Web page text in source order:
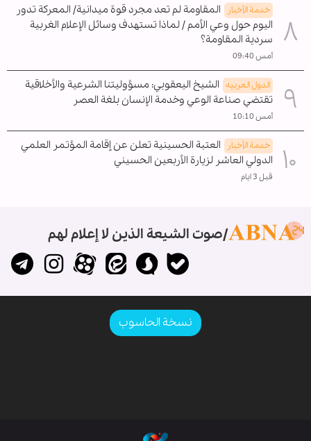
خدمة الأخبار
المقاومة لم تعد مجرد قوة ميدانية/ المعركة تدور
اليوم حول وعي الأمم / لماذا تستهدف وسائل الإعلام الغربية
سردية المقاومة؟
أمس 09:40
الدول العربیه الشيخ اليعقوبي: مسؤوليتنا الشرعية والأخلاقية
تقتضي صناعة الوعي وخدمة الإنسان بلغة العصر
أمس 10:10
خدمة الأخبار
العتبة الحسينية تعلن عن إقامة المؤتمر العلمي
الدولي العاشر لزيارة الأربعين الحسيني
قبل 3 ايام
صوت الشيعة الذين لا إعلام لهم
نسخة الحاسوب